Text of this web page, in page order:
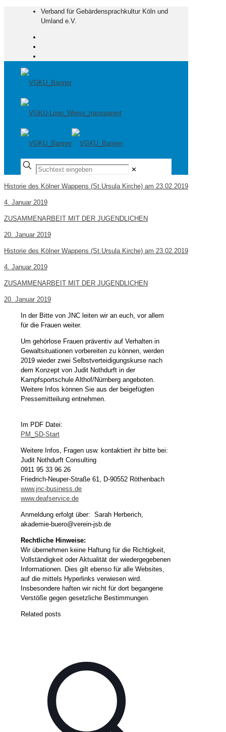
Verband für Gebärdensprachkultur Köln und
Umland e.V.
✕
Historie des Kölner Wappens (St.Ursula Kirche) am 23.02.2019
4. Januar 2019
ZUSAMMENARBEIT MIT DER JUGENDLICHEN
20. Januar 2019
Historie des Kölner Wappens (St.Ursula Kirche) am 23.02.2019
4. Januar 2019
ZUSAMMENARBEIT MIT DER JUGENDLICHEN
20. Januar 2019
In der Bitte von JNC leiten wir an euch, vor allem
für die Frauen weiter.
Um gehörlose Frauen präventiv auf Verhalten in
Gewaltsituationen vorbereiten zu können, werden
2019 wieder zwei Selbstverteidigungskurse nach
dem Konzept von Judit Nothdurft in der
Kampfsportschule Althof/Nürnberg angeboten.
Weitere Infos können Sie aus der beigefügten
Pressemitteilung entnehmen.
Im PDF Datei:
PM_SD-Start
Weitere Infos, Fragen usw. kontaktiert ihr bitte bei:
Judit Nothdurft Consulting
0911 95 33 96 26
Friedrich-Neuper-Straße 61, D-90552 Röthenbach
www.jnc-business.de
www.deafservice.de
Anmeldung erfolgt über: Sarah Herberich,
akademie-buero@verein-jsb.de
Rechtliche Hinweise:
Wir übernehmen keine Haftung für die Richtigkeit,
Vollständigkeit oder Aktualität der wiedergegebenen
Informationen. Dies gilt ebenso für alle Websites,
auf die mittels Hyperlinks verwiesen wird.
Insbesondere haften wir nicht für dort begangene
Verstöße gegen gesetzliche Bestimmungen.
Related posts